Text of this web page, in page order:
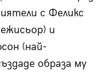
с Феликс
и
(най-
образа му